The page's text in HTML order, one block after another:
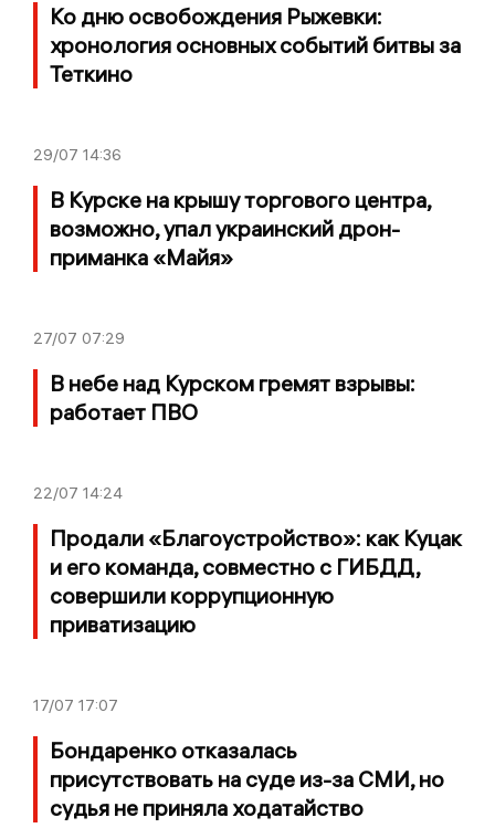
Ко дню освобождения Рыжевки:
хронология основных событий битвы за
Теткино
29/07 14:36
В Курске на крышу торгового центра,
возможно, упал украинский дрон-
приманка «Майя»
27/07 07:29
В небе над Курском гремят взрывы:
работает ПВО
22/07 14:24
Продали «Благоустройство»: как Куцак
и его команда, совместно с ГИБДД,
совершили коррупционную
приватизацию
17/07 17:07
Бондаренко отказалась
присутствовать на суде из-за СМИ, но
судья не приняла ходатайство